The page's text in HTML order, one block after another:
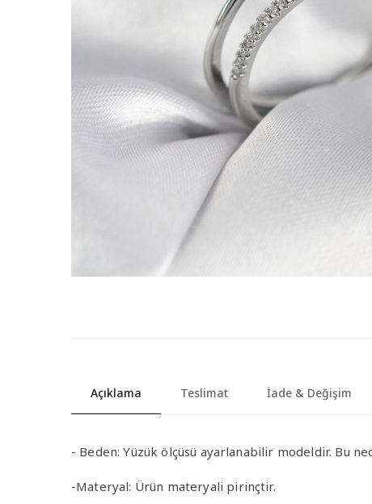
Açıklama Teslimat İade & Değişim
- Beden:Yüzük ölçüsü ayarlanabilir modeldir. Bu
-Materyal: Ürün materyali pirinçtir.